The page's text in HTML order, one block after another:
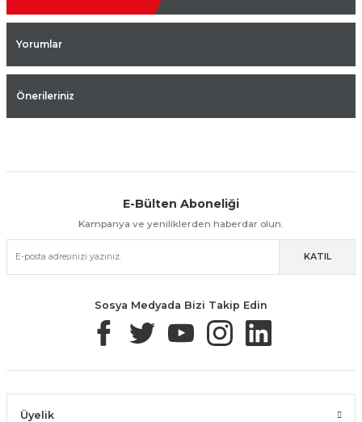
Yorumlar
Önerileriniz
Kolay İade & Değişim Güvenli Alışveriş
Güvenli Paketleme Taksit / Havale İle Alışveriş Kolay İade & Değişim
E-Bülten Aboneliği
Kampanya ve yeniliklerden haberdar olun.
KATIL
Sosya Medyada Bizi Takip Edin
Üyelik